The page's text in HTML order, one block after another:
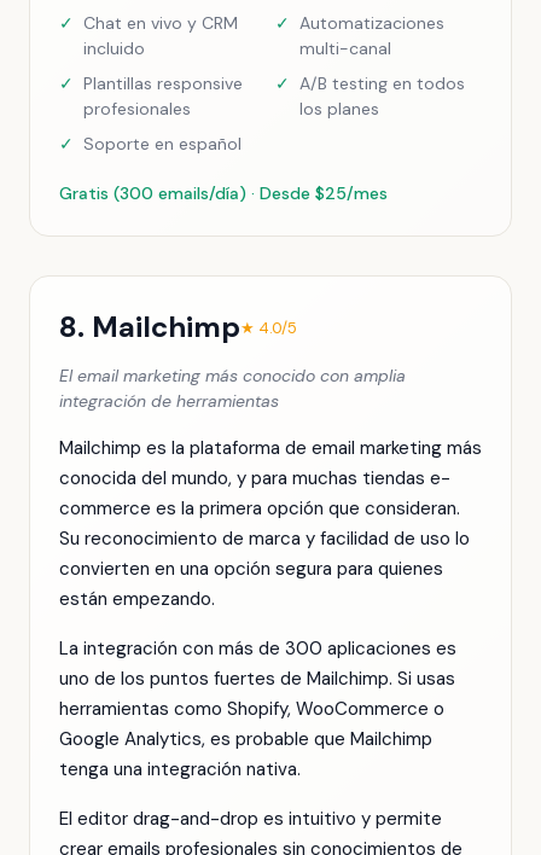
✓
Chat en vivo y CRM
incluido
✓ Automatizaciones
multi-canal
✓ Plantillas responsive
profesionales
✓ A/B testing en todos
los planes
✓
Soporte en español
Gratis (300 emails/día) · Desde $25/mes
8. Mailchimp★ 4.0/5
El email marketing más conocido con amplia
integración de herramientas
Mailchimp es la plataforma de email marketing más
conocida del mundo, y para muchas tiendas e-
commerce es la primera opción que consideran.
Su reconocimiento de marca y facilidad de uso lo
convierten en una opción segura para quienes
están empezando.
La integración con más de 300 aplicaciones es
uno de los puntos fuertes de Mailchimp. Si usas
herramientas como Shopify, WooCommerce o
Google Analytics, es probable que Mailchimp
tenga una integración nativa.
El editor drag-and-drop es intuitivo y permite
crear emails profesionales sin conocimientos de